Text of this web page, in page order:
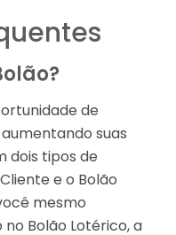
de
suas
dois tipos de
e o Bolão
mesmo
Bolão Lotérico, a